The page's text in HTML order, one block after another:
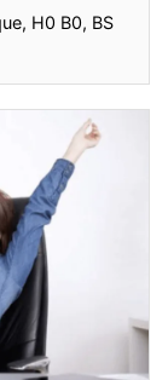
H0 B0, BS